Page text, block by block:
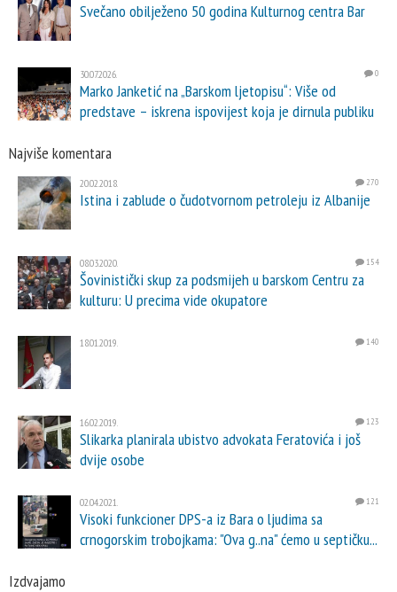
Svečano obilježeno 50 godina Kulturnog centra Bar
30.07.2026. 0
Marko Janketić na „Barskom ljetopisu“: Više od
predstave – iskrena ispovijest koja je dirnula publiku
Najviše komentara
20.02.2018. 270
Istina i zablude o čudotvornom petroleju iz Albanije
08.03.2020. 154
Šovinistički skup za podsmijeh u barskom Centru za
kulturu: U precima vide okupatore
18.01.2019. 140
16.02.2019. 123
Slikarka planirala ubistvo advokata Feratovića i još
dvije osobe
02.04.2021. 121
Visoki funkcioner DPS-a iz Bara o ljudima sa
crnogorskim trobojkama: "Ova g..na" ćemo u septičku...
Izdvajamo